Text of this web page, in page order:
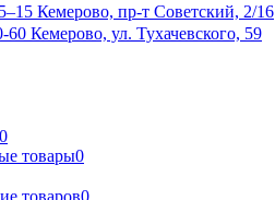
Кемерово, пр-т Советский, 2/16
60 Кемерово, ул. Тухачевского, 59
0
товары0
товаров0